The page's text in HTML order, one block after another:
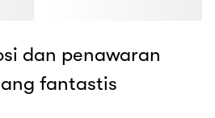
dan penawaran
fantastis